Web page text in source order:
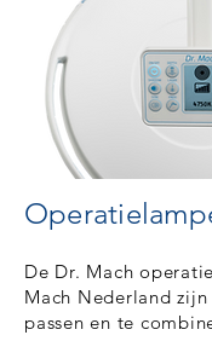
De Dr. Mach
Mach Nederland zijn
passen en te